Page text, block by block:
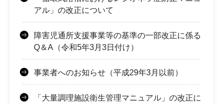
アル」の改正について
障害児通所支援事業等の基準の一部改正に係る
Q＆A（令和5年3月3日付け）
事業者へのお知らせ（平成29年3月以前）
「大量調理施設衛生管理マニュアル」の改正に